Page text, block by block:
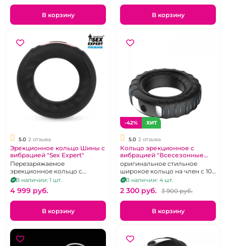
В корзину В корзину
5.0 2 отзыва
Эрекционное кольцо Шины с
вибрацией "Sex Expert"
Перезаряжаемое
эрекционное кольцо с
вибрацией
В наличии: 1 шт.
4 999 pуб.
В корзину
-42% ХИТ
5.0 2 отзыва
Кольцо эрекционное с
вибрацией "Всесезонные
шины" перезаряжаемое
оригинальное стильное
широкое кольцо на член с 10
режимами
В наличии: 4 шт.
2 300 pуб. 3 900 pуб.
В корзину